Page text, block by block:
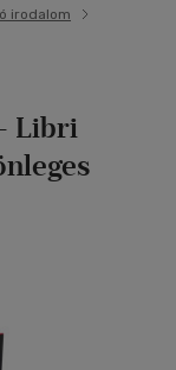
irodalom
Libri